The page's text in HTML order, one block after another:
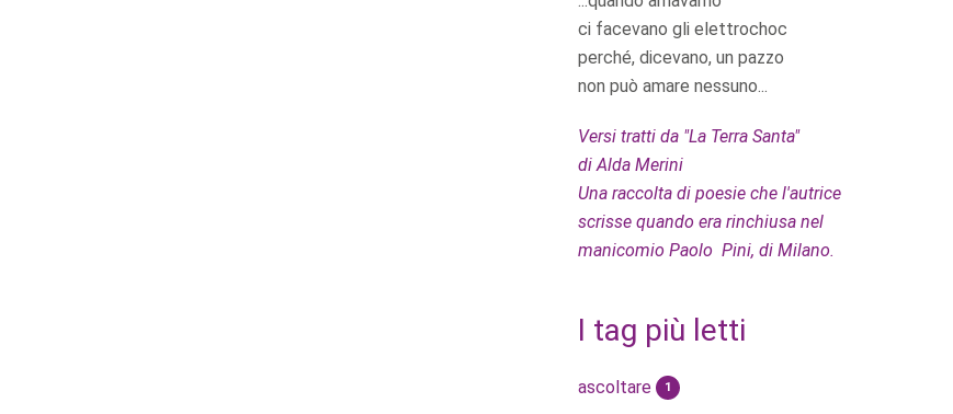
ci facevano gli elettrochoc
perché, dicevano, un pazzo
non può amare nessuno...
Versi tratti da "La Terra Santa"
di Alda Merini
Una raccolta di poesie che l'autrice
scrisse quando era rinchiusa nel
manicomio Paolo Pini, di Milano.
I tag più letti
ascoltare 1